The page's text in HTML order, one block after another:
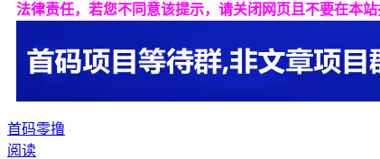
法律责任，若您不同意该提示，请关闭网页且不要在本
首码零撸
阅读